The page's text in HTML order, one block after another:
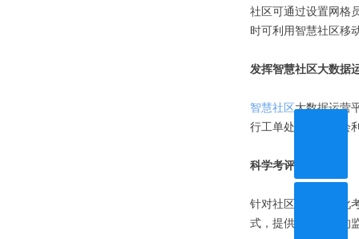
社区可通过设置网格
时可利用智慧社区移
发挥智慧社区大数据
智慧社区大数据运营
行工单处理。系统会
科学考评网格员
针对社区网格员量化
式，提供科学有效的